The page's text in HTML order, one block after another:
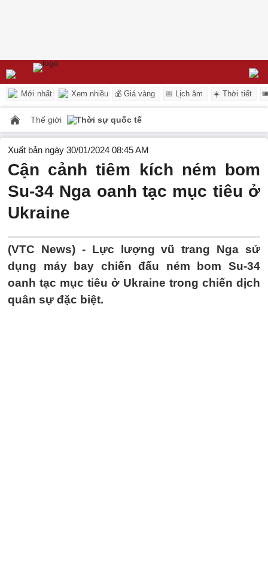
Mới nhất Xem nhiều 💰 Giá vàng 📅 Lịch âm ☀️ Thời tiết
Thế giới Thời sự quốc tế
Xuất bản ngày 30/01/2024 08:45 AM
Cận cảnh tiêm kích ném bom
Su-34 Nga oanh tạc mục tiêu ở
Ukraine
(VTC News) - Lực lượng vũ trang Nga sử
dụng máy bay chiến đấu ném bom Su-34
oanh tạc mục tiêu ở Ukraine trong chiến dịch
quân sự đặc biệt.